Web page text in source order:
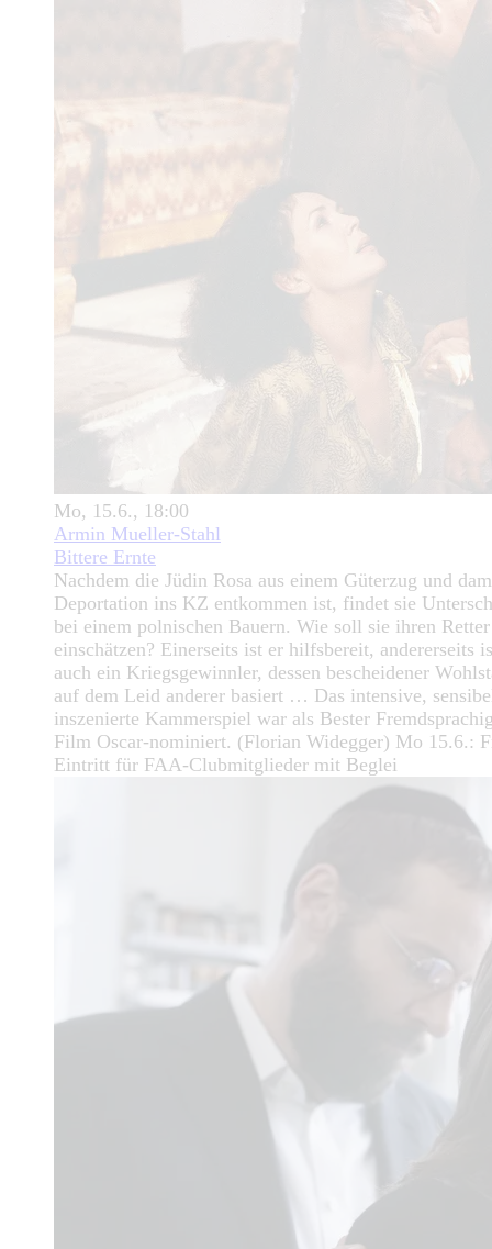
Mo, 15.6., 18:00
Armin Mueller-Stahl
Bittere Ernte
Nachdem die Jüdin Rosa aus einem Güterzug und
Deportation ins KZ entkommen ist, findet sie
bei einem polnischen Bauern. Wie soll sie ihren Retter
einschätzen? Einerseits ist er hilfsbereit, andererseits
auch ein Kriegsgewinnler, dessen bescheidener
auf dem Leid anderer basiert … Das intensive,
inszenierte Kammerspiel war als Bester
Film Oscar-nominiert. (Florian Widegger) Mo 15.6.:
Eintritt für FAA-Clubmitglieder mit Beglei